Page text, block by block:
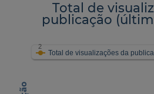
Total de
publicação
Total de visualizações da
2